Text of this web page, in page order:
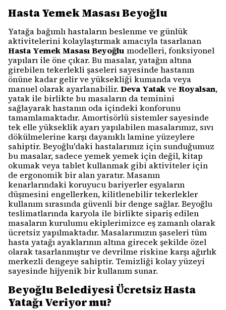
Hasta Yemek Masası Beyoğlu
Yatağa bağımlı hastaların beslenme ve günlük
aktivitelerini kolaylaştırmak amacıyla tasarlanan
Hasta Yemek Masası Beyoğlu modelleri, fonksiyonel
yapıları ile öne çıkar. Bu masalar, yatağın altına
girebilen tekerlekli şaseleri sayesinde hastanın
önüne kadar gelir ve yüksekliği kumanda veya
manuel olarak ayarlanabilir. Deva Yatakve Royalsan,
yatak ile birlikte bu masaların da teminini
sağlayarak hastanın oda içindeki konforunu
tamamlamaktadır. Amortisörlü sistemler sayesinde
tek elle yükseklik ayarı yapılabilen masalarımız, sıvı
dökülmelerine karşı dayanıklı lamine yüzeylere
sahiptir. Beyoğlu'daki hastalarımız için sunduğumuz
bu masalar, sadece yemek yemek için değil, kitap
okumak veya tablet kullanmak gibi aktiviteler için
de ergonomik bir alan yaratır. Masanın
kenarlarındaki koruyucu bariyerler eşyaların
düşmesini engellerken, kilitlenebilir tekerlekler
kullanım sırasında güvenli bir denge sağlar. Beyoğlu
teslimatlarında karyola ile birlikte sipariş edilen
masaların kurulumu ekiplerimizce eş zamanlı olarak
ücretsiz yapılmaktadır. Masalarımızın şaseleri tüm
hasta yatağı ayaklarının altına girecek şekilde özel
olarak tasarlanmıştır ve devrilme riskine karşı ağırlık
merkezli dengeye sahiptir. Temizliği kolay yüzeyi
sayesinde hijyenik bir kullanım sunar.
Beyoğlu Belediyesi Ücretsiz Hasta
Yatağı Veriyor mu?